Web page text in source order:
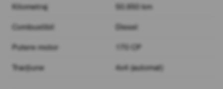
Kilometraj 50.950 km
Combustibil Diesel
Putere motor 170 CP
Tracțiune 4x4 (automat)